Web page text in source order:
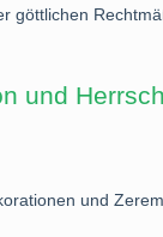
göttlichen
und
und